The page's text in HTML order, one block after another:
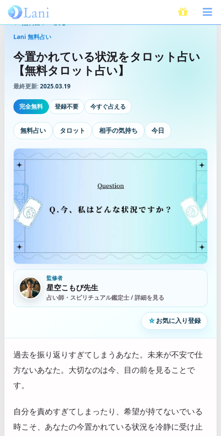
Lani 無料占い
今置かれている状況をタロット占い
【無料タロット占い】
最終更新:2025.03.19
完全無料 登録不要 今すぐ占える
無料占い タロット 相手の気持ち 今日
監修者
星空こもぴ先生
占い師・スピリチュアル鑑定士 / 詳細を見る
☆お気に入り登録
過去を振り返りすぎてしまうあなた。未来が不安で仕
方ないあなた。大切なのは今、目の前を見ることで
す。
自分を責めすぎてしまったり、希望が持てないでいる
時こそ、あなたの今置かれている状況を冷静に受け止